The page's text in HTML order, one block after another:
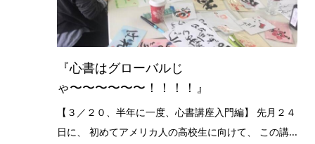
『心書はグローバルじ
ゃ〜〜〜〜〜〜！！！！』
【３／２０、半年に一度、心書講座入門編】 先月２４
日に、 初めてアメリカ人の高校生に向けて、 この講...